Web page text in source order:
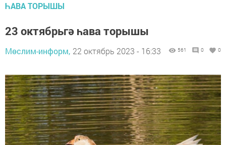
ҺАВА ТОРЫШЫ
23 октябрьгә һава торышы
Мөслим-информ, 22 октябрь 2023 - 16:33 561 0 0